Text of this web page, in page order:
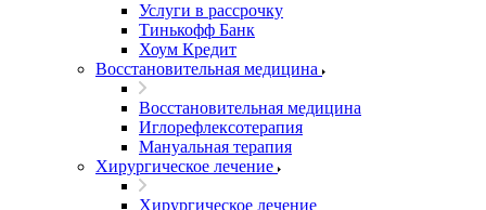
Услуги в рассрочку
Тинькофф Банк
Хоум Кредит
Восстановительная медицина
Восстановительная медицина
Иглорефлексотерапия
Мануальная терапия
Хирургическое лечение
Хирургическое лечение